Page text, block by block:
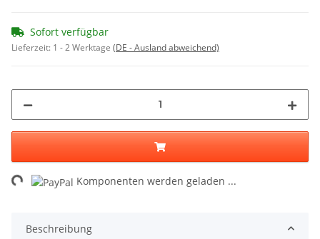
Sofort verfügbar
Lieferzeit: 1 - 2 Werktage (DE - Ausland abweichend)
Loading... Komponenten werden geladen ...
Beschreibung